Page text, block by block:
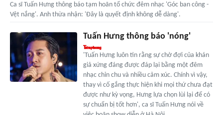
Ca sĩ Tuấn Hưng thông báo tạm hoãn tổ chức đêm nhạc 'Góc ban công -
Vệt nắng'. Anh thừa nhận: 'Đây là quyết định không dễ dàng'.
Tuấn Hưng thông báo 'nóng'
'Tuấn Hưng luôn tin rằng sự chờ đợi của khán
giả xứng đáng được đáp lại bằng một đêm
nhạc chỉn chu và nhiều cảm xúc. Chính vì vậy,
thay vì cố gắng thực hiện khi mọi thứ chưa đạt
được như kỳ vọng, Hưng lựa chọn lùi lại để có
sự chuẩn bị tốt hơn', ca sĩ Tuấn Hưng nói về